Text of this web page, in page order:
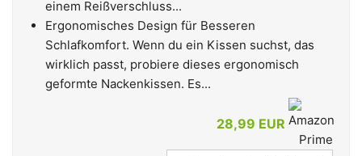
einem Reißverschluss...
Ergonomisches Design für Besseren
Schlafkomfort. Wenn du ein Kissen suchst, das
wirklich passt, probiere dieses ergonomisch
geformte Nackenkissen. Es...
28,99 EUR